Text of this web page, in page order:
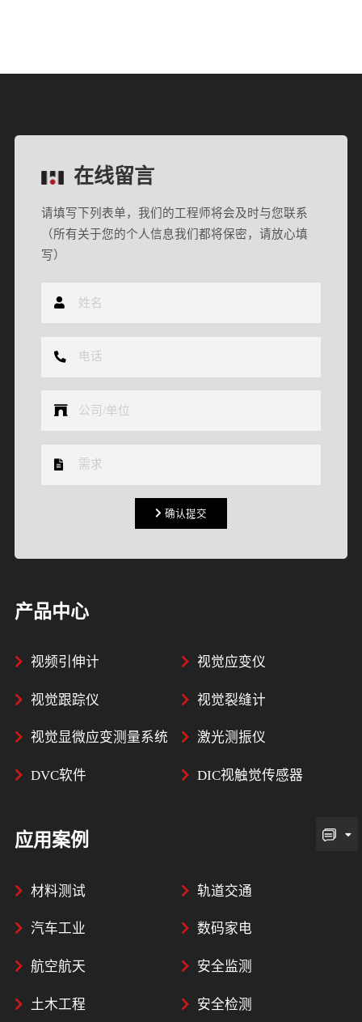
在线留言
请填写下列表单，我们的工程师将会及时与您联系
（所有关于您的个人信息我们都将保密，请放心填
写）
确认提交
产品中心
视频引伸计 视觉应变仪
视觉跟踪仪 视觉裂缝计
视觉显微应变测量系统 激光测振仪
DVC软件 DIC视触觉传感器
应用案例
材料测试
汽车工业
航空航天
土木工程
轨道交通
数码家电
安全监测
安全检测